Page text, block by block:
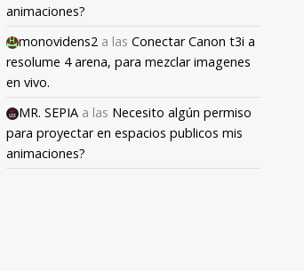
animaciones?
monovidens2 a las Conectar Canon t3i a
resolume 4 arena, para mezclar imagenes
en vivo.
MR. SEPIA a las Necesito algún permiso
para proyectar en espacios publicos mis
animaciones?